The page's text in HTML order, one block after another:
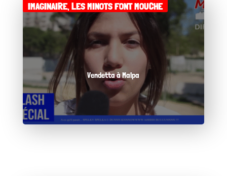
Vendetta à Malpa
IMAGINAIRE,LES MINOTS FONT MOUCHE